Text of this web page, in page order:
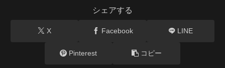
シェアする
X Facebook LINE
Pinterest コピー